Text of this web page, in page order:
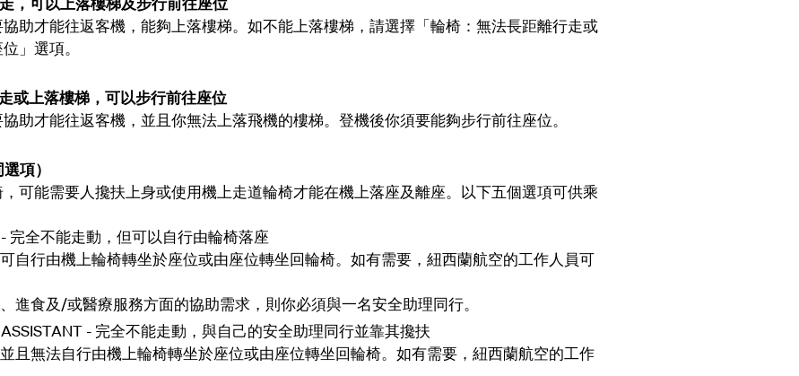
助才能往返客機，能夠上落樓梯。如不能上落樓梯，請選擇「輪椅：無法長距離行走或
」選項。
或上落樓梯，可以步行前往座位
助才能往返客機，並且你無法上落飛機的樓梯。登機後你須要能夠步行前往座位。
項）
可能需要人攙扶上身或使用機上走道輪椅才能在機上落座及離座。以下五個選項可供乘
完全不能走動，但可以自行由輪椅落座
自行由機上輪椅轉坐於座位或由座位轉坐回輪椅。如有需要，紐西蘭航空的工作人員可
進食及/或醫療服務方面的協助需求，則你必須與一名安全助理同行。
- 完全不能走動，與自己的安全助理同行並靠其攙扶
且無法自行由機上輪椅轉坐於座位或由座位轉坐回輪椅。如有需要，紐西蘭航空的工作